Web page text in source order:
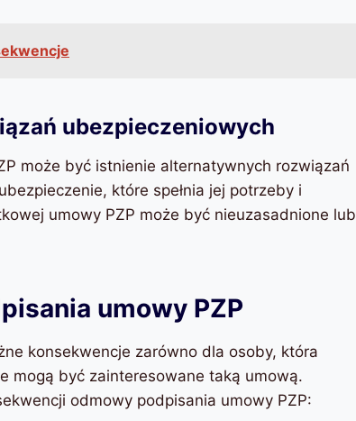
ubezpieczeniowych
może być istnienie alternatywnych rozwiązań
które spełnia jej potrzeby i
umowy PZP może być nieuzasadnione lub
umowy PZP
konsekwencje zarówno dla osoby, która
mogą być zainteresowane taką umową.
odmowy podpisania umowy PZP: